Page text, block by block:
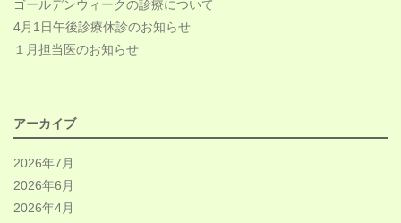
ゴールデンウィークの診療について
4月1日午後診療休診のお知らせ
１月担当医のお知らせ
アーカイブ
2026年7月
2026年6月
2026年4月